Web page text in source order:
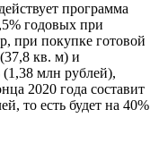
программа
годовых при
при покупке готовой
кв. м) и
(1,38 млн рублей),
2020 года составит
то есть будет на 40%